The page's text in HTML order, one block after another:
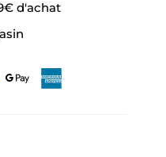
d'achat